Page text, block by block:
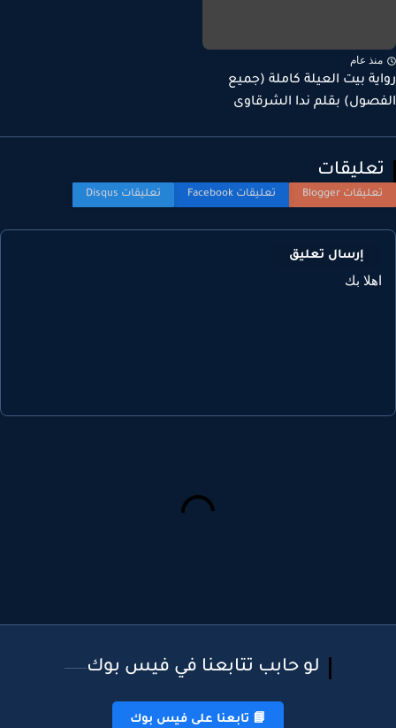
عام
بيت العيلة كاملة (جميع
بقلم ندا الشرقاوى
إرسال تعليق
بك
لو حابب تتابعنا في فيس بوك
📘 تابعنا على فيس بوك